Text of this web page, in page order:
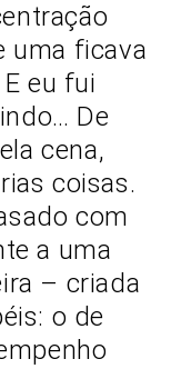
uma ficava
eu fui
De
cena,
coisas.
com
a uma
– criada
o de